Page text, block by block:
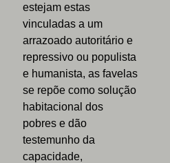
estejam estas
vinculadas a um
arrazoado autoritário e
repressivo ou populista
e humanista, as favelas
se repõe como solução
habitacional dos
pobres e dão
testemunho da
capacidade,